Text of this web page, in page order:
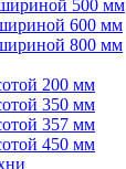
500 мм
600 мм
800 мм
200 мм
350 мм
357 мм
450 мм